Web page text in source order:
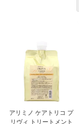
アリミノ ケアトリコ プ
リヴィ トリートメント